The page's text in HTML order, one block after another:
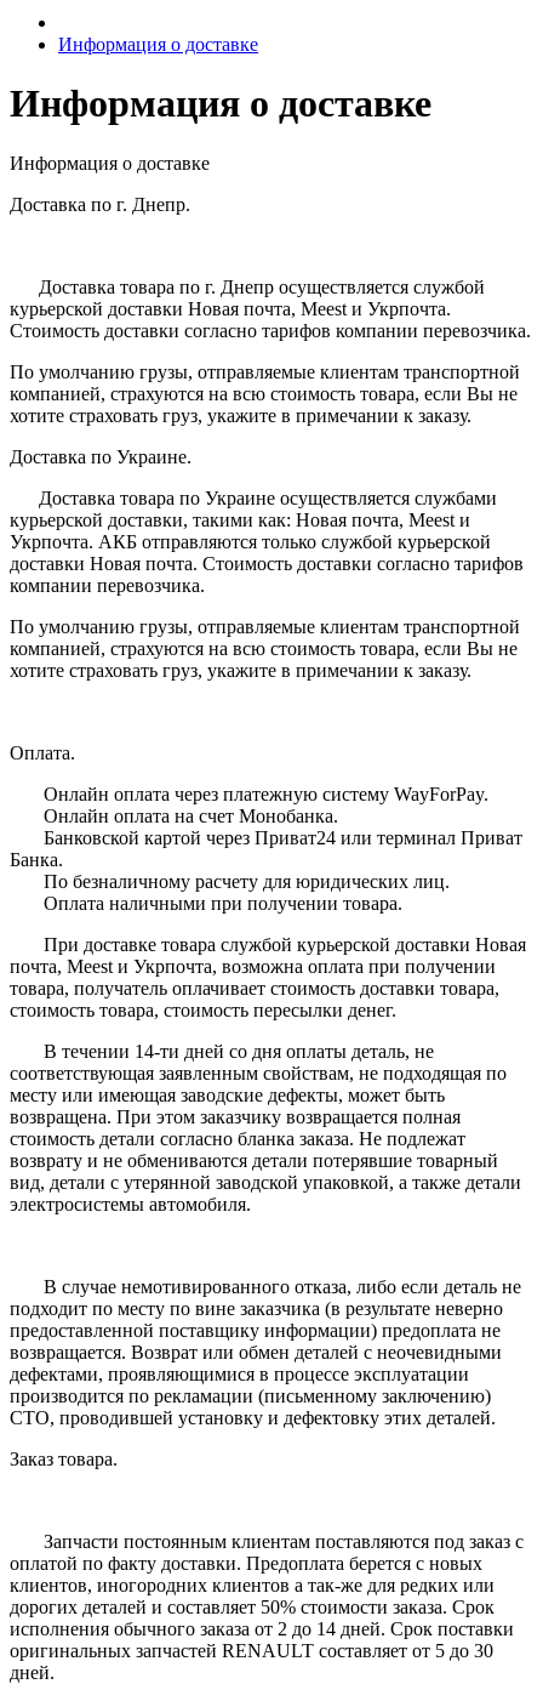
Информация о доставке
Информация о доставке
Информация о доставке
Доставка по г. Днепр.
Доставка товара по г. Днепр осуществляется службой
курьерской доставки Новая почта, Meest и Укрпочта.
Стоимость доставки согласно тарифов компании перевозчика.
По умолчанию грузы, отправляемые клиентам транспортной
компанией, страхуются на всю стоимость товара, если Вы не
хотите страховать груз, укажите в примечании к заказу.
Доставка по Украине.
Доставка товара по Украине осуществляется службами
курьерской доставки, такими как: Новая почта, Meest и
Укрпочта. АКБ отправляются только службой курьерской
доставки Новая почта. Стоимость доставки согласно тарифов
компании перевозчика.
По умолчанию грузы, отправляемые клиентам транспортной
компанией, страхуются на всю стоимость товара, если Вы не
хотите страховать груз, укажите в примечании к заказу.
Оплата.
Онлайн оплата через платежную систему WayForPay.
Онлайн оплата на счет Монобанка.
Банковской картой через Приват24 или терминал Приват
Банка.
По безналичному расчету для юридических лиц.
Оплата наличными при получении товара.
При доставке товара службой курьерской доставки Новая
почта, Meest и Укрпочта, возможна оплата при получении
товара, получатель оплачивает стоимость доставки товара,
стоимость товара, стоимость пересылки денег.
В течении 14-ти дней со дня оплаты деталь, не
соответствующая заявленным свойствам, не подходящая по
месту или имеющая заводские дефекты, может быть
возвращена. При этом заказчику возвращается полная
стоимость детали согласно бланка заказа. Не подлежат
возврату и не обмениваются детали потерявшие товарный
вид, детали с утерянной заводской упаковкой, а также детали
электросистемы автомобиля.
В случае немотивированного отказа, либо если деталь не
подходит по месту по вине заказчика (в результате неверно
предоставленной поставщику информации) предоплата не
возвращается. Возврат или обмен деталей с неочевидными
дефектами, проявляющимися в процессе эксплуатации
производится по рекламации (письменному заключению)
СТО, проводившей установку и дефектовку этих деталей.
Заказ товара.
Запчасти постоянным клиентам поставляются под заказ с
оплатой по факту доставки. Предоплата берется с новых
клиентов, иногородних клиентов а так-же для редких или
дорогих деталей и составляет 50% стоимости заказа. Срок
исполнения обычного заказа от 2 до 14 дней. Срок поставки
оригинальных запчастей RENAULT составляет от 5 до 30
дней.